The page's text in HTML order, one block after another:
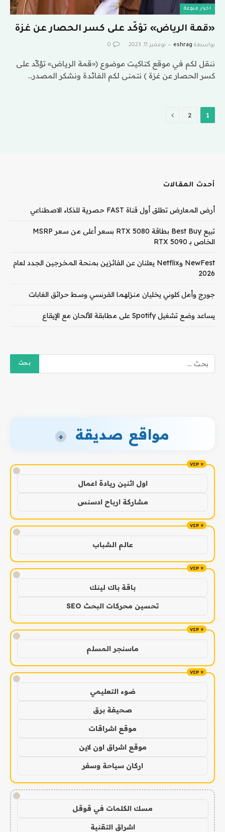
اخبار منوعة
«قمة الرياض» تؤكّد على كسر الحصار عن غزة
بواسطة eshrag نوفمبر 11, 2023 0
ننقل لكم في موقع كتاكيت موضوع («قمة الرياض» تؤكّد على
كسر الحصار عن غزة ) نتمنى لكم الفائدة ونشكر المصدر…
1
2 التالي
أحدث المقالات
أرض المعارض تطلق أول قناة FAST حصرية للذكاء الاصطناعي
تبيع Best Buy بطاقة RTX 5080 بسعر أعلى من سعر MSRP
الخاص بـ RTX 5090
NewFest وNetflix يعلنان عن الفائزين بمنحة المخرجين الجدد لعام
2026
جورج وأمل كلوني يخليان منزلهما الفرنسي وسط حرائق الغابات
يساعد وضع تشغيل Spotify على مطابقة الألحان مع الإيقاع
مواقع صديقة +
!
اول اثنين ريادة اعمال
مشاركة ارباح ادسنس
!
عالم الشباب
!
باقة باك لينك
تحسين محركات البحث SEO
!
ماسنجر المسلم
!
ضوء التعليمي
صحيفة برق
موقع اشراقات
موقع اشراق اون لاين
اركان سياحة وسفر
!
مسك الكلمات في قوقل
اشراق التقنية